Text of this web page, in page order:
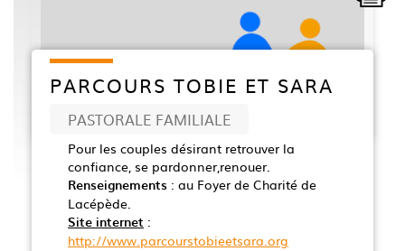
PARCOURS TOBIE ET SARA
PASTORALE FAMILIALE
Pour les couples désirant retrouver la
confiance, se pardonner,renouer.
Renseignements : au Foyer de Charité de
Lacépède.
Site internet :
http://www.parcourstobieetsara.org